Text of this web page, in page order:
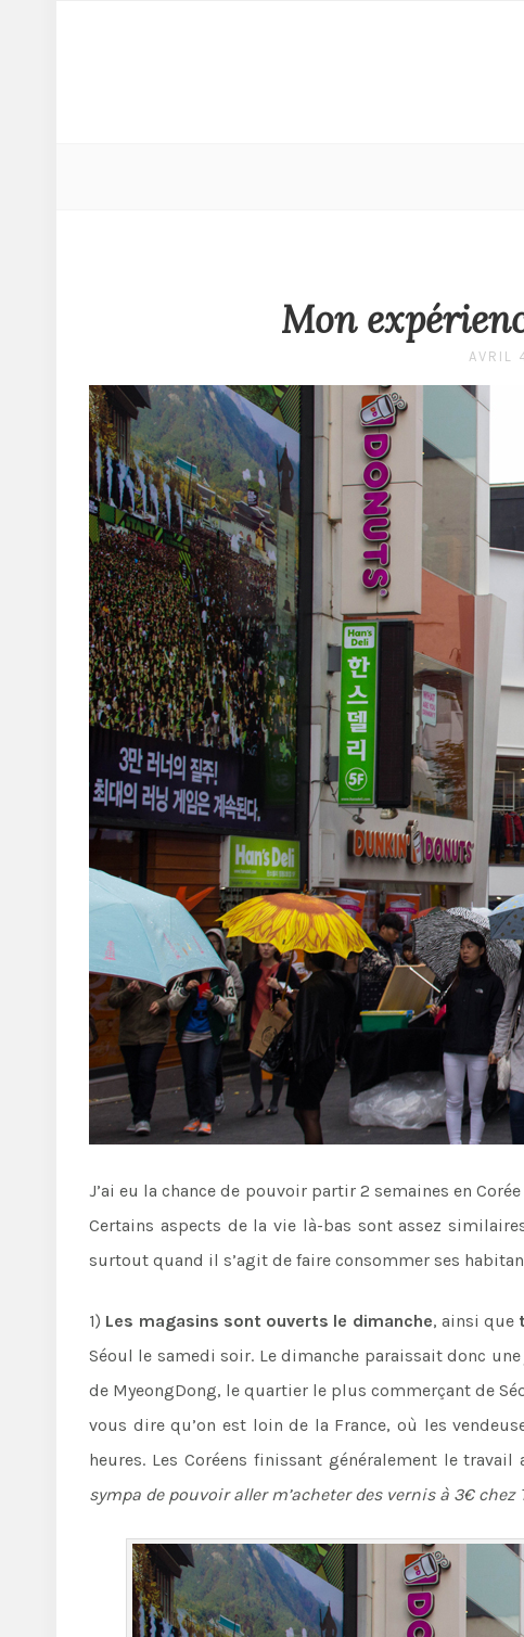
Mon
AVRIL
J’ai eu la chance de pouvoir partir 2 semaines en
Certains aspects de la vie là-bas sont assez
surtout quand il s’agit de faire consommer ses
1) Les magasins sont ouverts le dimanche, ainsi que
Séoul le samedi soir. Le dimanche paraissait donc
de MyeongDong, le quartier le plus commerçant de
vous dire qu’on est loin de la France, où les
heures. Les Coréens finissant généralement le
sympa de pouvoir aller m’acheter des vernis à 3€ chez